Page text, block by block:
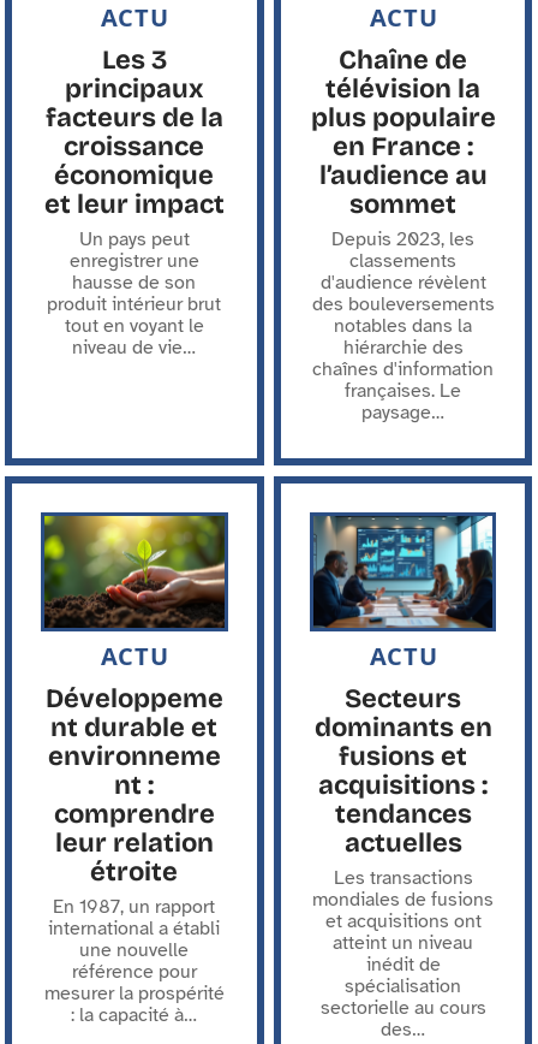
ACTU
Les 3
principaux
facteurs de la
croissance
économique
et leur impact
Un pays peut
enregistrer une
hausse de son
produit intérieur brut
tout en voyant le
niveau de vie…
ACTU
Chaîne de
télévision la
plus populaire
en France :
l’audience au
sommet
Depuis 2023, les
classements
d'audience révèlent
des bouleversements
notables dans la
hiérarchie des
chaînes d'information
françaises. Le
paysage…
ACTU
Développeme
nt durable et
environneme
nt :
comprendre
leur relation
étroite
En 1987, un rapport
international a établi
une nouvelle
référence pour
mesurer la prospérité
: la capacité à…
ACTU
Secteurs
dominants en
fusions et
acquisitions :
tendances
actuelles
Les transactions
mondiales de fusions
et acquisitions ont
atteint un niveau
inédit de
spécialisation
sectorielle au cours
des…